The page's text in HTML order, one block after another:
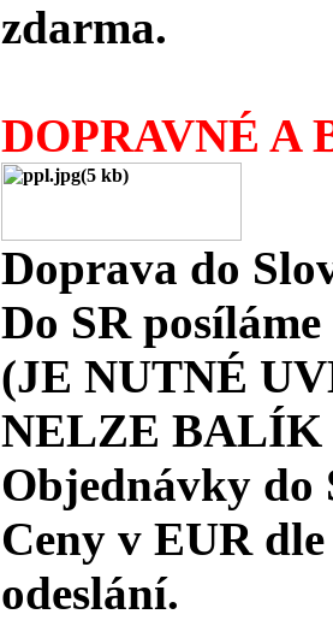
zdarma.
DOPRAVNÉ A
Doprava do
Do SR
(JE NUTNÉ
NELZE BALÍK
Objednávky do
Ceny v EUR
odeslání.